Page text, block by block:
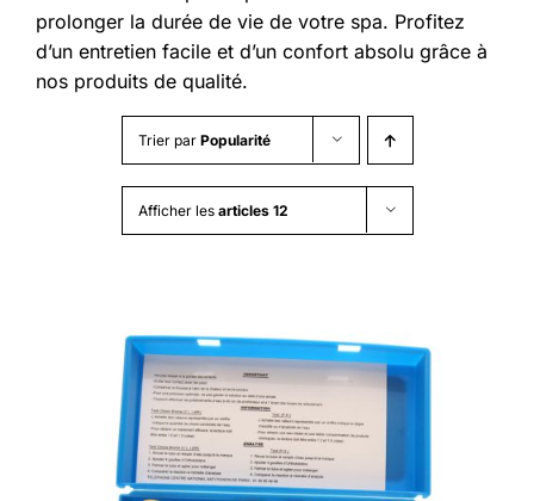
prolonger la durée de vie de votre spa. Profitez
d’un entretien facile et d’un confort absolu grâce à
nos produits de qualité.
Trier par Popularité
Afficher les articles 12